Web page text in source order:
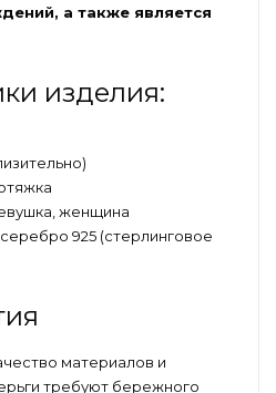
а также является
изделия:
женщина
925 (стерлинговое
материалов и
требуют бережного